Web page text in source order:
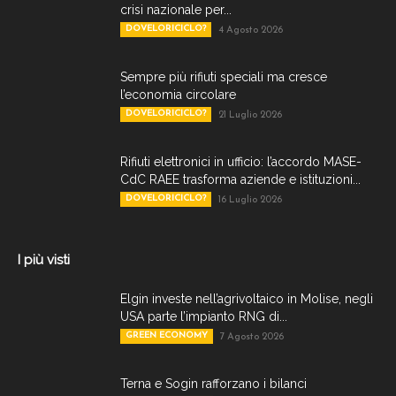
crisi nazionale per...
DOVELORICICLO? 4 Agosto 2026
Sempre più rifiuti speciali ma cresce
l’economia circolare
DOVELORICICLO? 21 Luglio 2026
Rifiuti elettronici in ufficio: l’accordo MASE-
CdC RAEE trasforma aziende e istituzioni...
DOVELORICICLO? 16 Luglio 2026
I più visti
Elgin investe nell’agrivoltaico in Molise, negli
USA parte l’impianto RNG di...
GREEN ECONOMY 7 Agosto 2026
Terna e Sogin rafforzano i bilanci